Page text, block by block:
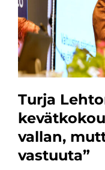
Turja
vallan,
vastuuta”